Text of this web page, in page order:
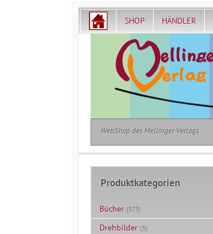
SHOP HÄNDLER
WebShop des Mellinger Verlags
Produktkategorien
Bücher (373)
Drehbilder (3)